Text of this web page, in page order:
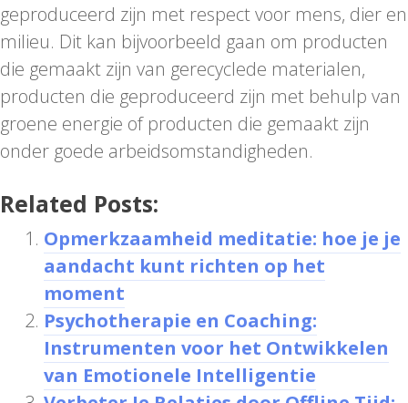
geproduceerd zijn met respect voor mens, dier en
milieu. Dit kan bijvoorbeeld gaan om producten
die gemaakt zijn van gerecyclede materialen,
producten die geproduceerd zijn met behulp van
groene energie of producten die gemaakt zijn
onder goede arbeidsomstandigheden.
Related Posts:
Opmerkzaamheid meditatie: hoe je je
aandacht kunt richten op het
moment
Psychotherapie en Coaching:
Instrumenten voor het Ontwikkelen
van Emotionele Intelligentie